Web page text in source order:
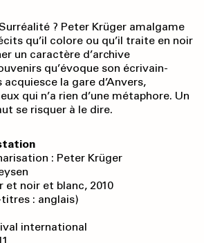
? Peter Krüger amalgame
qu’il colore ou qu’il traite en noir
un caractère d’archive
qu’évoque son écrivain-
la gare d’Anvers,
qui n’a rien d’une métaphore. Un
se risquer à le dire.
: Peter Krüger
et noir et blanc, 2010
: anglais)
international